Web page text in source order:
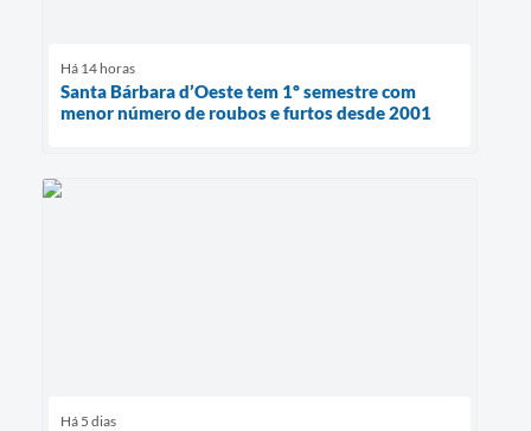
Há 14 horas
Santa Bárbara d’Oeste tem 1º semestre com
menor número de roubos e furtos desde 2001
Há 5 dias